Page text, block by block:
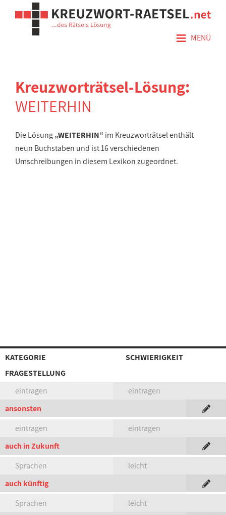
≡ MENÜ
Kreuzworträtsel-Lösung:
WEITERHIN
Die Lösung„WEITERHIN“ im Kreuzworträtsel enthält
neun Buchstaben und ist 16 verschiedenen
Umschreibungen in diesem Lexikon zugeordnet.
KATEGORIE
SCHWIERIGKEIT
FRAGESTELLUNG
eintragen
eintragen
ansonsten
eintragen
eintragen
auch in Zukunft
Sprachen
leicht
auch künftig
Sprachen
leicht